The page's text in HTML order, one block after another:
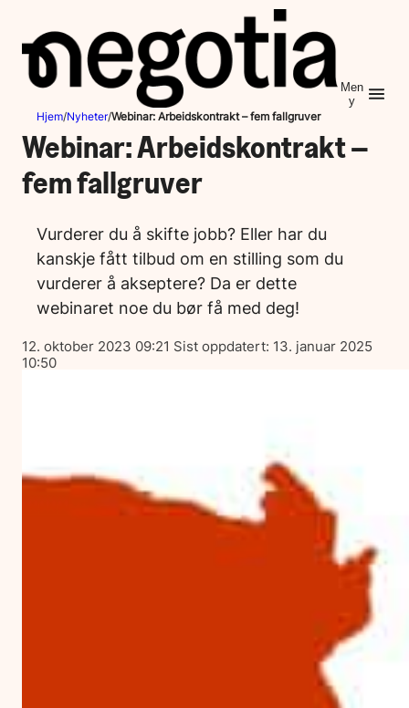
innhold
Men
y
Hjem/Nyheter/Webinar: Arbeidskontrakt – fem fallgruver
Webinar: Arbeidskontrakt –
fem fallgruver
Vurderer du å skifte jobb? Eller har du
kanskje fått tilbud om en stilling som du
vurderer å akseptere? Da er dette
webinaret noe du bør få med deg!
Lagt
ut
på
12. oktober 2023 09:21 Sist oppdatert: 13. januar 2025
10:50